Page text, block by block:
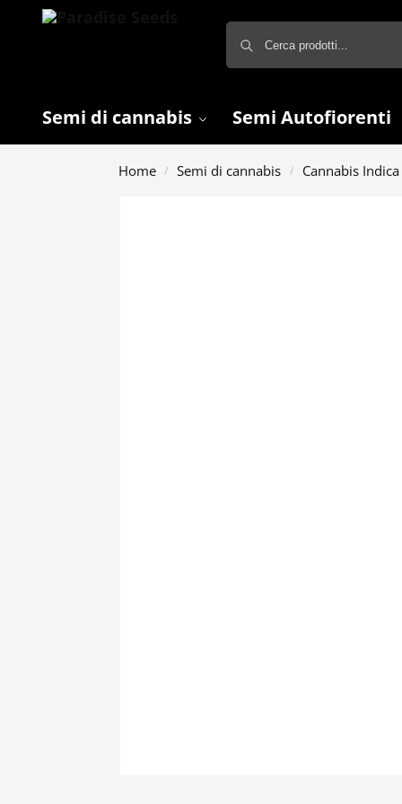
Semi di cannabis Semi Autofiorenti
Home / Semi di cannabis / Cannabis Indica